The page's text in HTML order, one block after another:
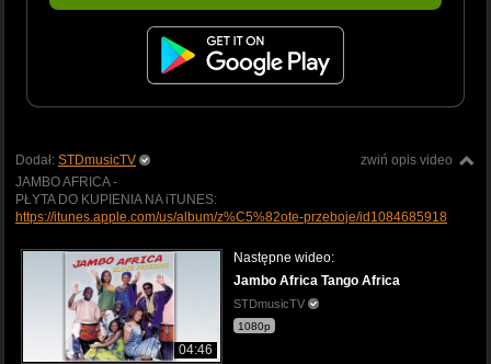
zwiń opis video
Dodał: STDmusicTV
JAMBO AFRICA -
PŁYTA DO KUPIENIA NA iTUNES:
https://itunes.apple.com/us/album/z%C5%82ote-przeboje/id1084685918
04:46
Następne wideo:
Jambo Africa Tango Africa
STDmusicTV
1080p